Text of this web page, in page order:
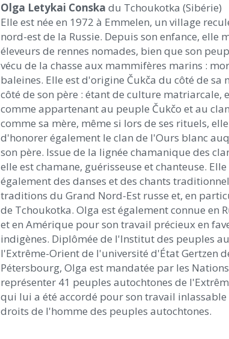
Olga Letykai Conska du Tchoukotka (Sibérie)
Elle est née en 1972 à Emmelen, un village
nord-est de la Russie. Depuis son enfance, elle
éleveurs de rennes nomades, bien que son
vécu de la chasse aux mammifères marins :
baleines. Elle est d'origine Čukča du côté de sa
côté de son père : étant de culture matriarcale,
comme appartenant au peuple Čukčo et au
comme sa mère, même si lors de ses rituels,
d'honorer également le clan de l'Ours blanc
son père. Issue de la lignée chamanique des
elle est chamane, guérisseuse et chanteuse.
également des danses et des chants
traditions du Grand Nord-Est russe et, en
de Tchoukotka. Olga est également connue en
et en Amérique pour son travail précieux en
indigènes. Diplômée de l'Institut des peuples
l'Extrême-Orient de l'université d'État Gertzen
Pétersbourg, Olga est mandatée par les
représenter 41 peuples autochtones de
qui lui a été accordé pour son travail inlassable
droits de l'homme des peuples autochtones.